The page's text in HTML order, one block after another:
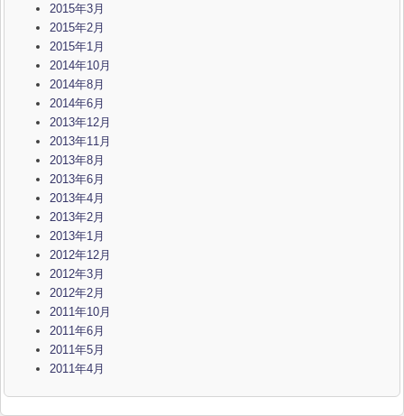
2015年3月
2015年2月
2015年1月
2014年10月
2014年8月
2014年6月
2013年12月
2013年11月
2013年8月
2013年6月
2013年4月
2013年2月
2013年1月
2012年12月
2012年3月
2012年2月
2011年10月
2011年6月
2011年5月
2011年4月